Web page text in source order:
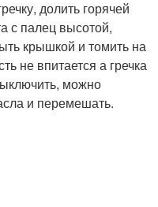
долить горячей
с палец высотой,
крышкой и томить на
не впитается а гречка
можно
и перемешать.